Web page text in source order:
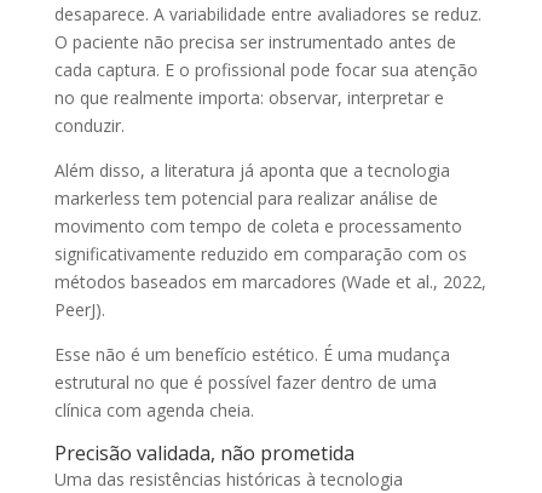
desaparece. A variabilidade entre avaliadores se reduz.
O paciente não precisa ser instrumentado antes de
cada captura. E o profissional pode focar sua atenção
no que realmente importa: observar, interpretar e
conduzir.
Além disso, a literatura já aponta que a tecnologia
markerless tem potencial para realizar análise de
movimento com tempo de coleta e processamento
significativamente reduzido em comparação com os
métodos baseados em marcadores (Wade et al., 2022,
PeerJ).
Esse não é um benefício estético. É uma mudança
estrutural no que é possível fazer dentro de uma
clínica com agenda cheia.
Precisão validada, não prometida
Uma das resistências históricas à tecnologia